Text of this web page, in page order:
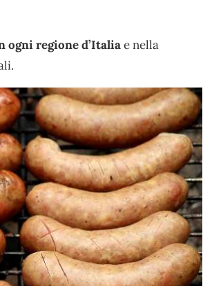
ogni regione d’Italiae nella